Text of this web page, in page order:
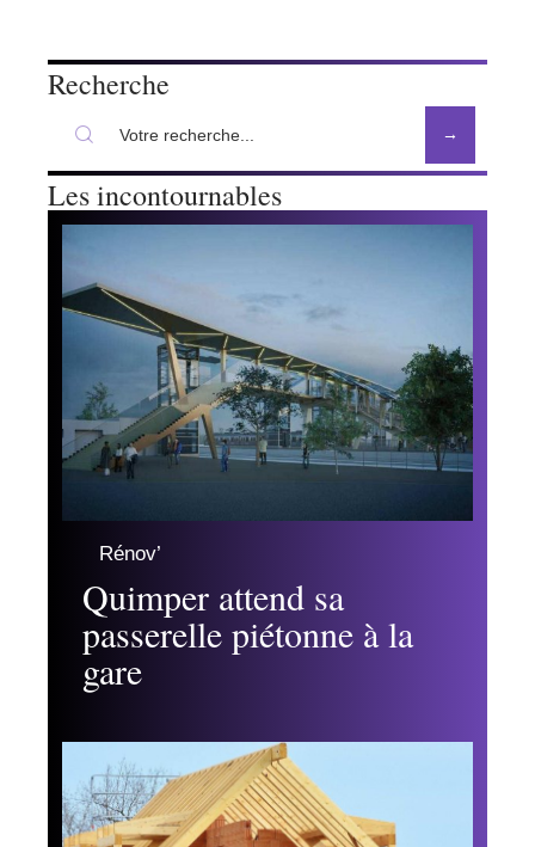
Recherche
Les incontournables
Rénov’
Quimper attend sa
passerelle piétonne à la
gare